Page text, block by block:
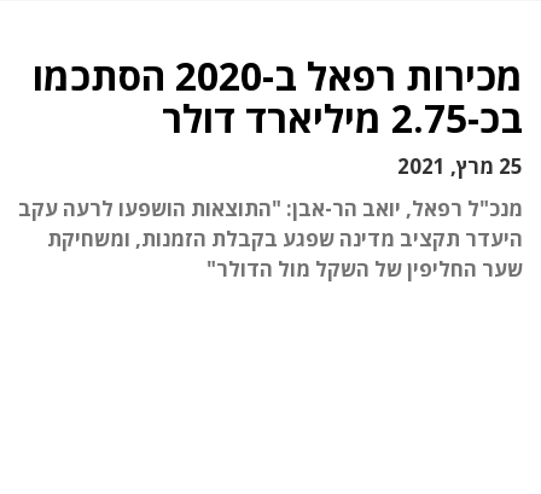
מכירות רפאל ב-2020 הסתכמו
בכ-2.75 מיליארד דולר
25 מרץ, 2021
מנכ"ל רפאל, יואב הר-אבן: "התוצאות הושפעו לרעה עקב
היעדר תקציב מדינה שפגע בקבלת הזמנות, ומשחיקת
שער החליפין של השקל מול הדולר"